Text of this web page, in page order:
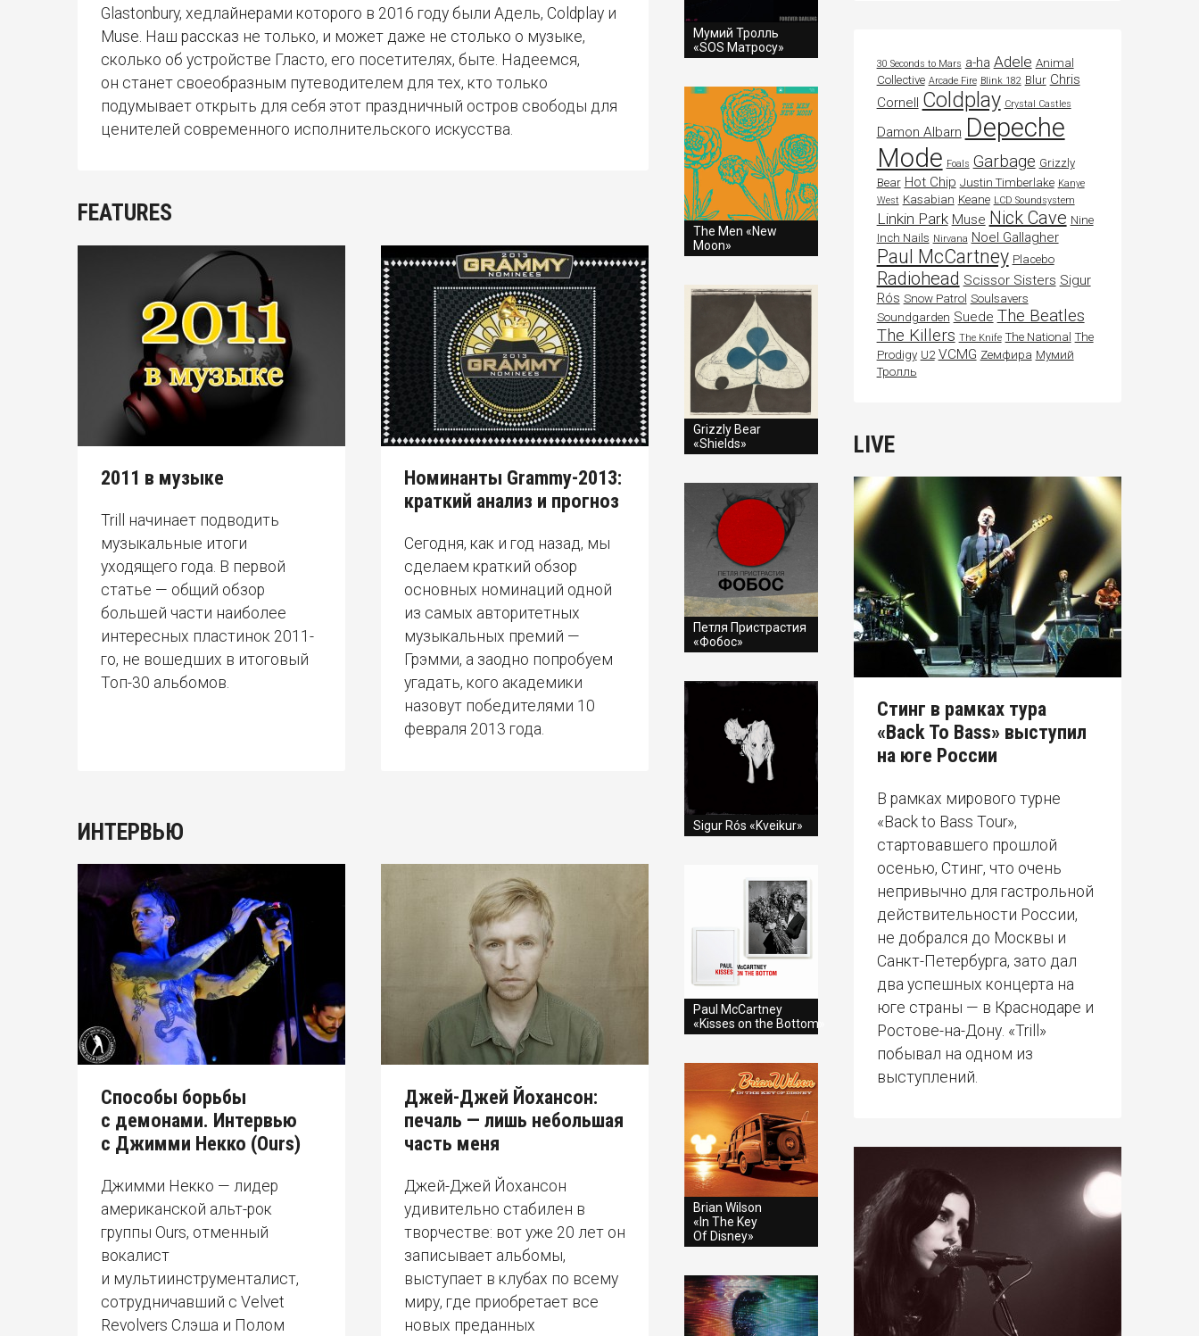
Glastonbury, хедлайнерами которого в 2016 году были Адель, Coldplay и
Muse. Наш рассказ не только, и может даже не столько о музыке,
сколько об устройстве Гласто, его посетителях, быте. Надеемся,
он станет своеобразным путеводителем для тех, кто только
подумывает открыть для себя этот праздничный остров свободы для
ценителей современного исполнительского искусства.
FEATURES
2011 в музыке
Trill начинает подводить
музыкальные итоги
уходящего года. В первой
статье — общий обзор
большей части наиболее
интересных пластинок 2011-
го, не вошедших в итоговый
Топ-30 альбомов.
Номинанты Grammy-2013:
краткий анализ и прогноз
Сегодня, как и год назад, мы
сделаем краткий обзор
основных номинаций одной
из самых авторитетных
музыкальных премий —
Грэмми, а заодно попробуем
угадать, кого академики
назовут победителями 10
февраля 2013 года.
ИНТЕРВЬЮ
Способы борьбы
с демонами. Интервью
с Джимми Некко (Ours)
Джимми Некко — лидер
американской альт-рок
группы Ours, отменный
вокалист
и мультиинструменталист,
сотрудничавший с Velvet
Revolvers Слэша и Полом
Джей-Джей Йохансон:
печаль — лишь небольшая
часть меня
Джей-Джей Йохансон
удивительно стабилен в
творчестве: вот уже 20 лет он
записывает альбомы,
выступает в клубах по всему
миру, где приобретает все
новых преданных
Мумий Тролль
«SOS Матросу»
The Men «New
Moon»
Grizzly Bear
«Shields»
Петля Пристрастия
«Фобос»
Sigur Rós «Kveikur»
Paul McCartney
«Kisses on the Bottom»
Brian Wilson
«In The Key
Of Disney»
30 Seconds to Mars a-ha Adele Animal
Collective Arcade Fire Blink 182 Blur Chris
Cornell Coldplay Crystal Castles
Damon Albarn Depeche
Mode Foals Garbage Grizzly
Bear Hot Chip Justin Timberlake Kanye
West Kasabian Keane LCD Soundsystem
Linkin Park Muse Nick Cave Nine
Inch Nails Nirvana Noel Gallagher
Paul McCartney Placebo
Radiohead Scissor Sisters Sigur
Rós Snow Patrol Soulsavers
Soundgarden Suede The Beatles
The Killers The Knife The National The
Prodigy U2 VCMG Zемфира Мумий
Тролль
LIVE
Стинг в рамках тура
«Back To Bass» выступил
на юге России
В рамках мирового турне
«Back to Bass Tour»,
стартовавшего прошлой
осенью, Стинг, что очень
непривычно для гастрольной
действительности России,
не добрался до Москвы и
Санкт-Петербурга, зато дал
два успешных концерта на
юге страны — в Краснодаре и
Ростове-на-Дону. «Trill»
побывал на одном из
выступлений.